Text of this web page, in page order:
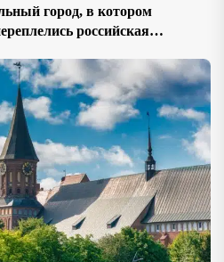
город, в котором
российская
был известен под названием
СССР лишь после Второй
является одним из
туристических
очаровывает своей
близостью Балтийского моря